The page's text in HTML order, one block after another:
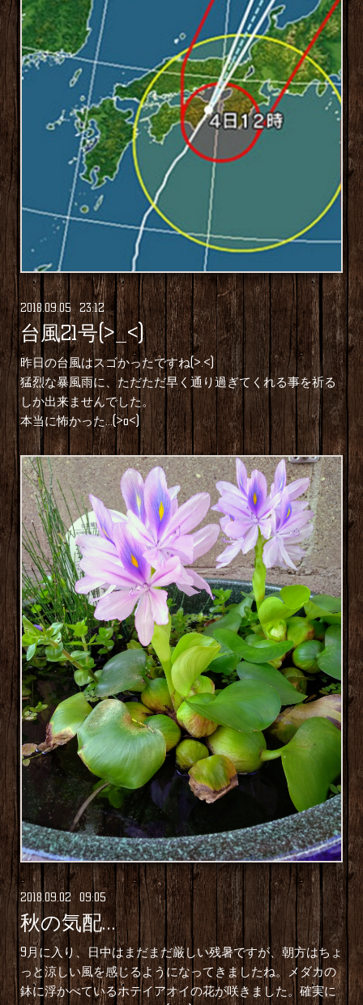
2018 09.05 23:12
台風21号(>_<)
昨日の台風はスゴかったですね(>.<)
猛烈な暴風雨に、ただただ早く通り過ぎてくれる事を祈る
しか出来ませんでした。
本当に怖かった…(>o<)
2018.09.02 09:05
秋の気配…
9月に入り、日中はまだまだ厳しい残暑ですが、朝方はちょ
っと涼しい風を感じるようになってきましたね。メダカの
鉢に浮かべているホテイアオイの花が咲きました。確実に